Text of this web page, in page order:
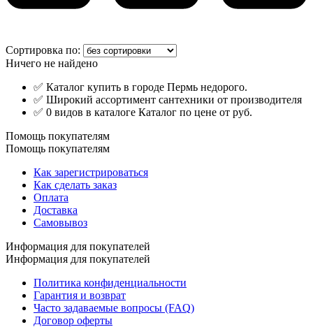
Сортировка по:
Ничего не найдено
✅ Каталог купить в городе Пермь недорого.
✅ Широкий ассортимент сантехники от производителя
✅ 0 видов в каталоге Каталог по цене от руб.
Помощь покупателям
Помощь покупателям
Как зарегистрироваться
Как сделать заказ
Оплата
Доставка
Самовывоз
Информация для покупателей
Информация для покупателей
Политика конфиденциальности
Гарантия и возврат
Часто задаваемые вопросы (FAQ)
Договор оферты